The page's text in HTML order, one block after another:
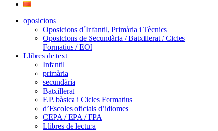
oposicions
Oposicions d´Infantil, Primària i Tècnics
Oposicions de Secundària / Batxillerat / Cicles
Formatius / EOI
Llibres de text
Infantil
primària
secundària
Batxillerat
F.P. bàsica i Cicles Formatius
d’Escoles oficials d’idiomes
CEPA / EPA / FPA
Llibres de lectura